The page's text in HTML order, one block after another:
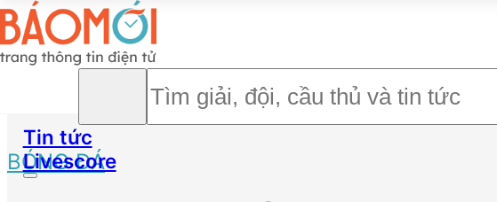
Tin tức
Livescore
BÓNG ĐÁ